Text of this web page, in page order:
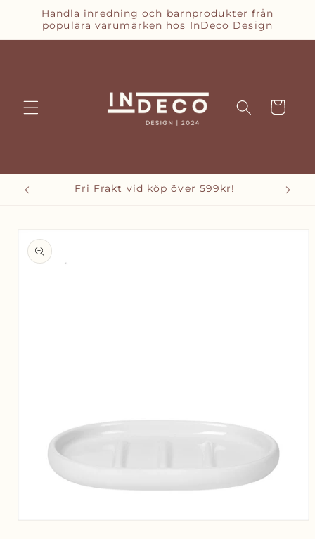
vidareHandla inredning och barnprodukter från
populära varumärken hos InDeco Design
Varukorg
Fri Frakt vid köp över 599kr!